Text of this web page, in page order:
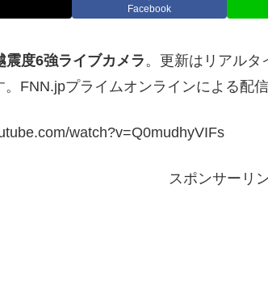
Facebook
震度6強ライブカメラ 。更新はリアルタ
FNN.jpプライムオンラインによる配信
watch?v=Q0mudhyVIFs
スポンサーリ